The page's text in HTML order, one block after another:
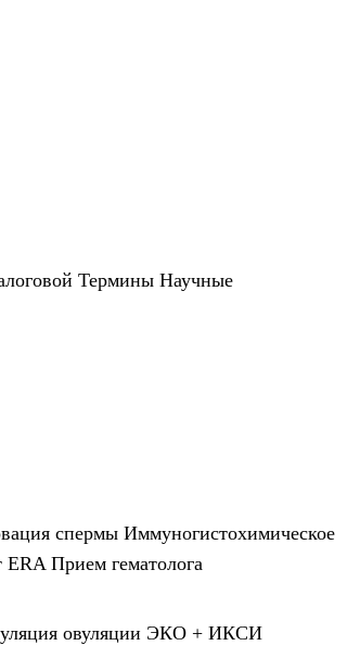
Термины Научные
спермы Иммуногистохимическое
ERA Прием гематолога
овуляции ЭКО + ИКСИ